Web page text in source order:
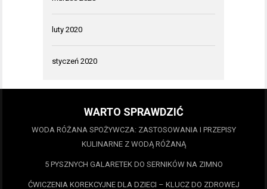
luty 2020
styczeń 2020
WARTO SPRAWDZIĆ
WODA RÓŻANA SPOŻYWCZA: ZASTOSOWANIA I PRZEPISY
KULINARNE Z WODĄ RÓŻANĄ
5 PYSZNYCH GALARETEK DO SERNIKÓW NA ZIMNO
ĆWICZENIA KOREKCYJNE DLA DZIECI – KLUCZ DO ZDROWEJ